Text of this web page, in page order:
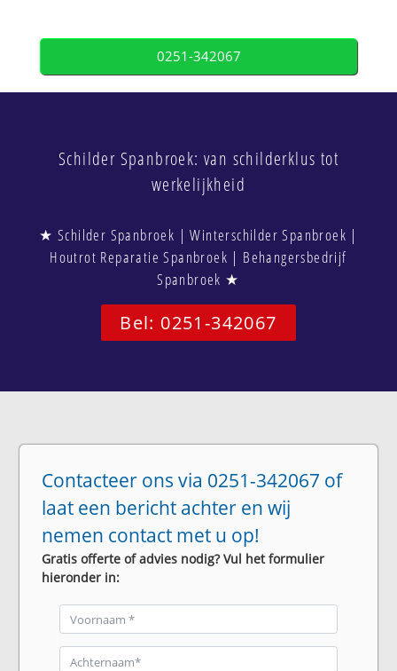
0251-342067
Schilder Spanbroek: van schilderklus tot
werkelijkheid
★ Schilder Spanbroek | Winterschilder Spanbroek |
Houtrot Reparatie Spanbroek | Behangersbedrijf
Spanbroek ★
Bel: 0251-342067
Contacteer ons via 0251-342067 of
laat een bericht achter en wij
nemen contact met u op!
Gratis offerte of advies nodig? Vul het formulier
hieronder in: